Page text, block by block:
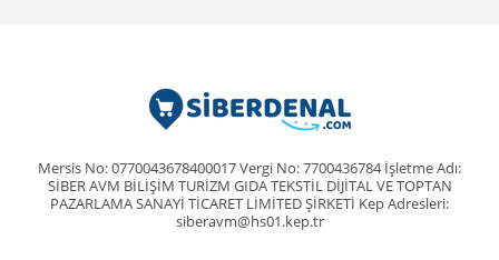
Mersis No: 0770043678400017 Vergi No: 7700436784 İşletme Adı:
SİBER AVM BİLİŞİM TURİZM GIDA TEKSTİL DİJİTAL VE TOPTAN
PAZARLAMA SANAYİ TİCARET LİMİTED ŞİRKETİ Kep Adresleri:
siberavm@hs01.kep.tr